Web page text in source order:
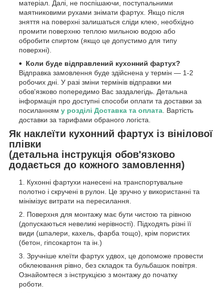
матеріал. Далі, не поспішаючи, поступальними
маятниковими рухами знімати фартух. Якщо після
зняття на поверхні залишаться сліди клею, необхідно
промити поверхню теплою мильною водою або
обробити спиртом (якщо це допустимо для типу
поверхні).
Коли буде відправлений кухонний фартух?
Відправка замовлення буде здійснена у термін — 1-2
робочих дні. У разі зміни термінів відправки ми
обов'язково попередимо Вас заздалегідь. Детальна
інформація про доступні способи оплати та доставки за
посиланням у розділі Доставка та оплата . Вартість
доставки за тарифами обраного логіста.
Як наклеїти кухонний фартух із вінілової
плівки
(детальна інструкція обов'язково
додається до кожного замовлення)
Кухонні фартухи нанесені на транспортувальне
полотно і скручені в рулон. Це зручно у використанні та
мінімізує витрати на пересилання.
Поверхня для монтажу має бути чистою та рівною
(допускаються невеликі нерівності). Підходять різні її
види (шпалери, кахель, фарба тощо), крім пористих
(бетон, гіпсокартон та ін.)
Зручніше клеїти фартух удвох, це допоможе провести
обклеювання рівно, без складок та бульбашок повітря.
Ознайомтеся з інструкцією з монтажу до початку
роботи.